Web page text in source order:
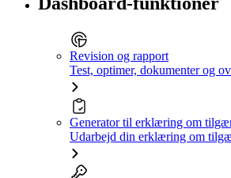
Revision og rapport
Test, optimer, dokumenter og
Generator til erklæring om
Udarbejd din erklæring om